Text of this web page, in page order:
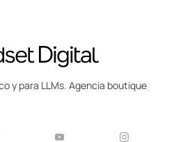
y para LLMs. Agencia boutique